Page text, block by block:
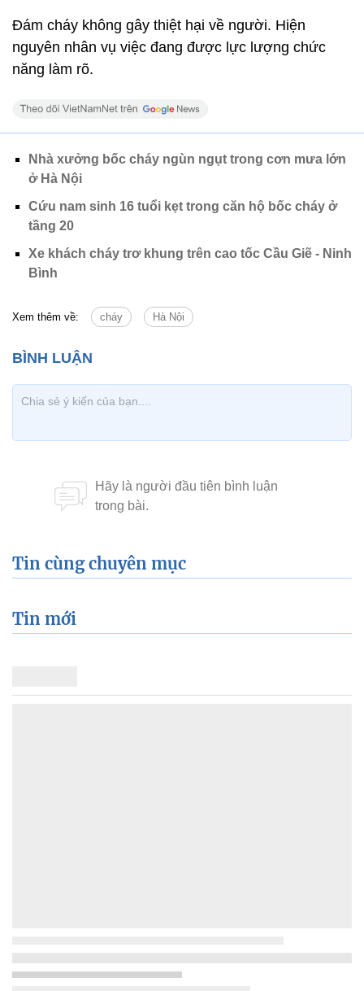
Đám cháy không gây thiệt hại về người. Hiện
nguyên nhân vụ việc đang được lực lượng chức
năng làm rõ.
Nhà xưởng bốc cháy ngùn ngụt trong cơn mưa lớn
ở Hà Nội
Cứu nam sinh 16 tuổi kẹt trong căn hộ bốc cháy ở
tầng 20
Xe khách cháy trơ khung trên cao tốc Cầu Giẽ - Ninh
Bình
Xem thêm về: cháy Hà Nội
Tin cùng chuyên mục
Tin mới